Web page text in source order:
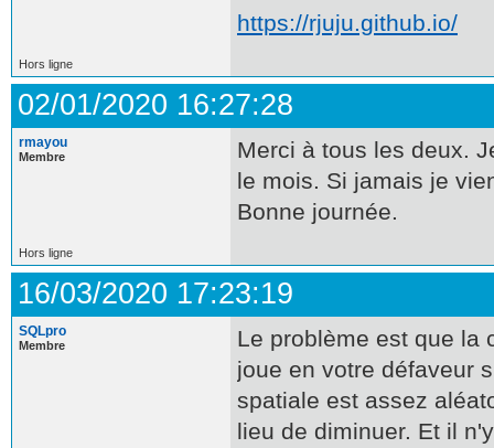
https://rjuju.github.io/
Hors ligne
02/01/2020 16:27:28
rmayou
Membre
Merci à tous les deux.
le mois. Si jamais je
Bonne journée.
Hors ligne
16/03/2020 17:23:19
SQLpro
Membre
Le problème est que la
joue en votre défaveur
spatiale est assez
lieu de diminuer. Et il